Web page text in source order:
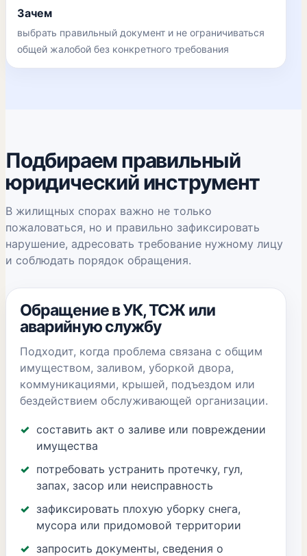
Зачем
выбрать правильный документ и не ограничиваться
общей жалобой без конкретного требования
Подбираем правильный
юридический инструмент
В жилищных спорах важно не только
пожаловаться, но и правильно зафиксировать
нарушение, адресовать требование нужному лицу
и соблюдать порядок обращения.
Обращение в УК, ТСЖ или
аварийную службу
Подходит, когда проблема связана с общим
имуществом, заливом, уборкой двора,
коммуникациями, крышей, подъездом или
бездействием обслуживающей организации.
составить акт о заливе или повреждении
имущества
потребовать устранить протечку, гул,
запах, засор или неисправность
зафиксировать плохую уборку снега,
мусора или придомовой территории
запросить документы, сведения о